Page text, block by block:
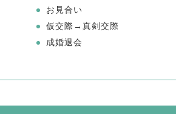
お見合い
仮交際→真剣交際
成婚退会